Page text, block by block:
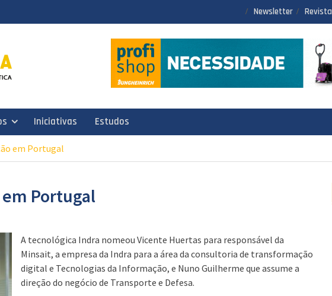
Newsletter Revista
Iniciativas Estudos
em Portugal
Portugal
A tecnológica Indra nomeou Vicente Huertas para responsável da
Minsait, a empresa da Indra para a área da consultoria de transformação
digital e Tecnologias da Informação, e Nuno Guilherme que assume a
direção do negócio de Transporte e Defesa.